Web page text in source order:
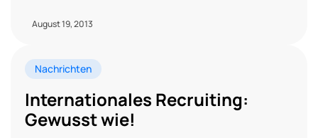
August 19, 2013
Nachrichten
Internationales Recruiting:
Gewusst wie!